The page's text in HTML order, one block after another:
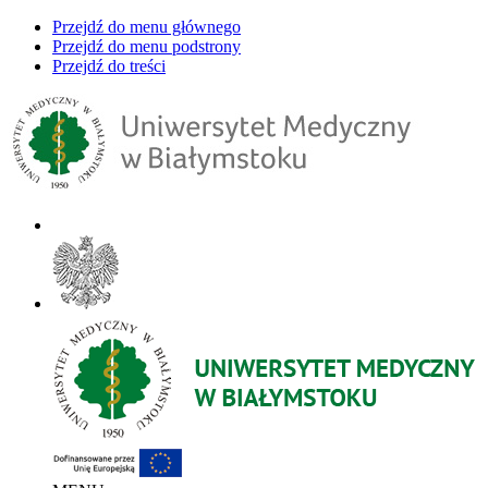
Przejdź do menu głównego
Przejdź do menu podstrony
Przejdź do treści